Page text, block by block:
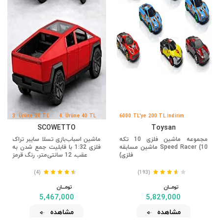
6000 TL'ye 200 TL İndirim
Toysan
مجموعه ماشین فلزی 10 تکه
Speed ​​​​Racer (10 ماشین مسابقه
فلزی)
(193)
تومــــــان
5,829,000
مشاهده
3. Ürüne 20 TL
4. Ürüne 40 TL
SCOWETTO
ماشین اسباب‌بازی تسلا سایبر تراک
فلزی 1:32 با قابلیت جمع شدن به
عقب، 12 سانتی‌متر، رنگ قرمز
(4)
تومــــــان
5,467,000
مشاهده